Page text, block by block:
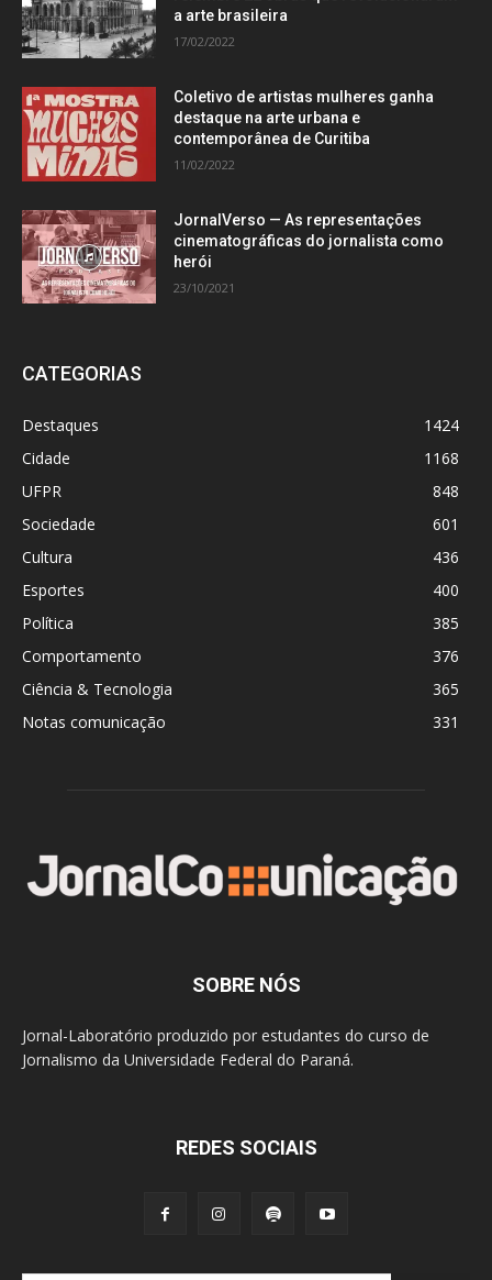
a arte brasileira
17/02/2022
Coletivo de artistas mulheres ganha
destaque na arte urbana e
contemporânea de Curitiba
11/02/2022
JornalVerso — As representações
cinematográficas do jornalista como
herói
23/10/2021
CATEGORIAS
Destaques
1424
Cidade
1168
UFPR
848
Sociedade
601
Cultura
436
Esportes
400
Política
385
Comportamento
376
Ciência & Tecnologia
365
Notas comunicação
331
SOBRE NÓS
Jornal-Laboratório produzido por estudantes do curso de
Jornalismo da Universidade Federal do Paraná.
REDES SOCIAIS